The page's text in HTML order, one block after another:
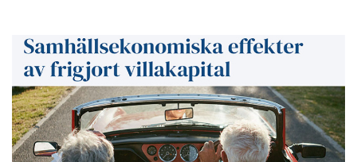
rapport:
Samhällsekonomiska
effekter
av
frigjort
villakapital